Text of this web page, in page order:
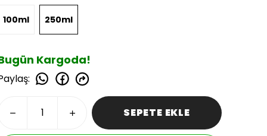
100ml 250ml
Kargoda!
:
SEPETE EKLE